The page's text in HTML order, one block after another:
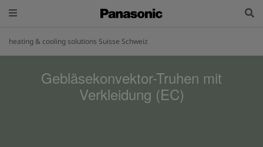
heating & cooling solutions Suisse Schweiz
Gebläsekonvektor-Truhen mit
Verkleidung (EC)